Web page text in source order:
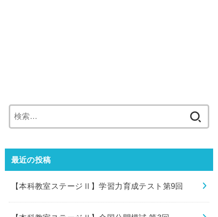
索:
最近の投稿
【本科教室ステージⅡ】学習力育成テスト第9回